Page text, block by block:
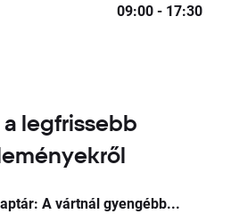
09:00 - 17:30
legfrissebb
A vártnál gyengébb...